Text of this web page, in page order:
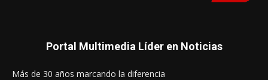
Portal Multimedia Líder en Noticias
Más de 30 años marcando la diferencia